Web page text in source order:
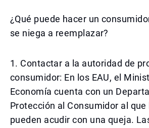
¿Qué puede hacer un
se niega a reemplazar?
1. Contactar a la autoridad de
consumidor: En los EAU, el
Economía cuenta con un
Protección al Consumidor al
pueden acudir con una queja.